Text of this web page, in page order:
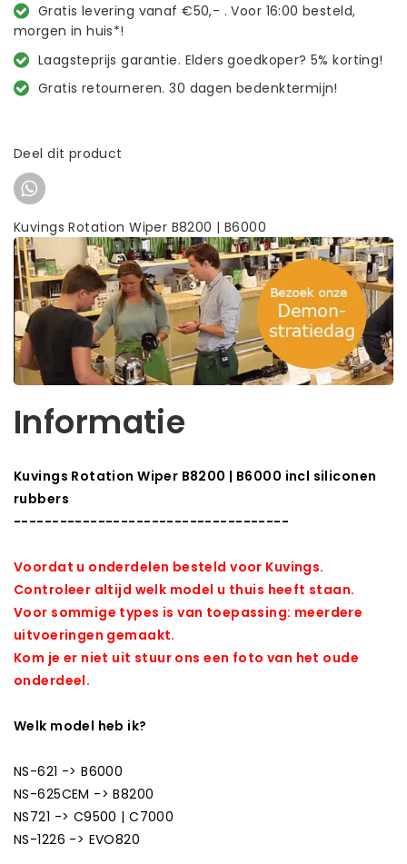
Gratis levering vanaf €50,- . Voor 16:00 besteld,
morgen in huis*!
Laagsteprijs garantie. Elders goedkoper? 5% korting!
Gratis retourneren. 30 dagen bedenktermijn!
Deel dit product
Kuvings Rotation Wiper B8200 | B6000
Informatie
Kuvings Rotation Wiper B8200 | B6000 incl siliconen
rubbers
------------------------------------
Voordat u onderdelen besteld voor Kuvings.
Controleer altijd welk model u thuis heeft staan.
Voor sommige types is van toepassing: meerdere
uitvoeringen gemaakt.
Kom je er niet uit stuur ons een foto van het oude
onderdeel.
Welk model heb ik?
NS-621 -> B6000
NS-625CEM -> B8200
NS721 -> C9500 | C7000
NS-1226 -> EVO820